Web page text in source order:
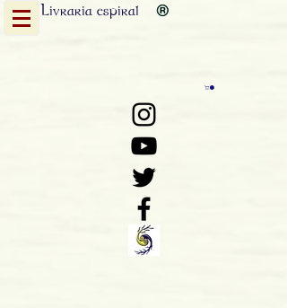
Livraria espiral